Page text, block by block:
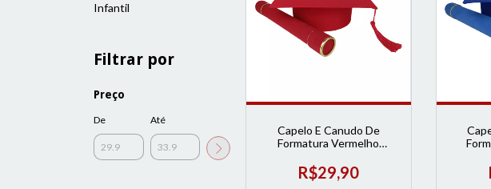
Infantil
Filtrar por
Preço
De Até
Capelo E Canudo De
Formatura Vermelho
R$29,90